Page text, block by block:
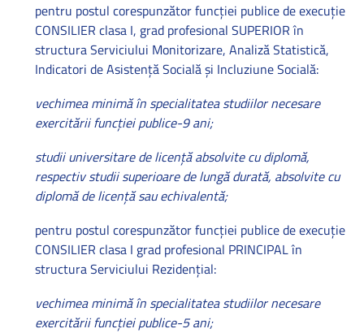
pentru postul corespunzător funcţiei publice de execuţie
CONSILIER clasa I, grad profesional SUPERIOR în
structura Serviciului Monitorizare, Analiză Statistică,
Indicatori de Asistenţă Socială şi Incluziune Socială:
vechimea minimă în specialitatea studiilor necesare
exercitării funcţiei publice-9 ani;
studii universitare de licenţă absolvite cu diplomă,
respectiv studii superioare de lungă durată, absolvite cu
diplomă de licenţă sau echivalentă;
pentru postul corespunzător funcţiei publice deexecuţie
CONSILIER clasa I grad profesional PRINCIPAL în
structura Serviciului Rezidenţial:
vechimea minimă în specialitatea studiilor necesare
exercitării funcţiei publice-5 ani;